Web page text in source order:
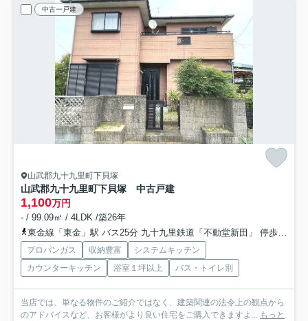
中古一戸建
山武郡九十九里町下貝塚
山武郡九十九里町下貝塚 中古戸建
1,100万円
- / 99.09㎡ / 4LDK /築26年
東金線「東金」駅 バス25分 九十九里鉄道「不動堂新田」 停歩7分
プロパンガス 収納豊富
システムキッチン
カウンターキッチン
浴室１坪以上 バス・トイレ別
当店では、単なる物件のご紹介ではなく、建築関連の法令上の観点から
のアドバイスなど、お客様がより良い住宅をご購入できますよ...
もっと